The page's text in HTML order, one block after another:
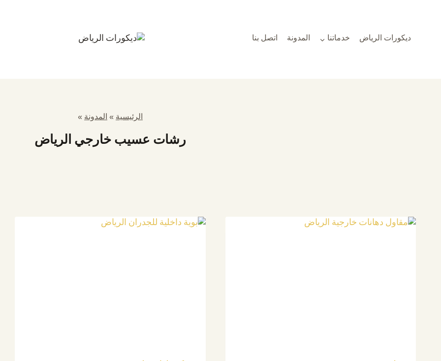
ديكورات الرياض خدماتنا المدونة اتصل بنا
الرئيسية » المدونة »
رشات عسيب خارجي الرياض